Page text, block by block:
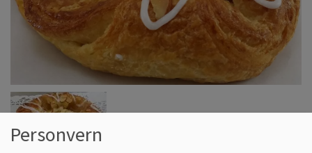
Personvern